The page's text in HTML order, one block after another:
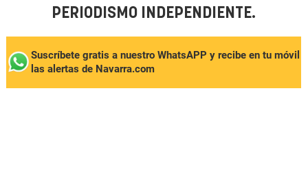
PERIODISMO INDEPENDIENTE.
Suscríbete gratis a nuestro WhatsAPP y recibe en tu móvil
las alertas de Navarra.com